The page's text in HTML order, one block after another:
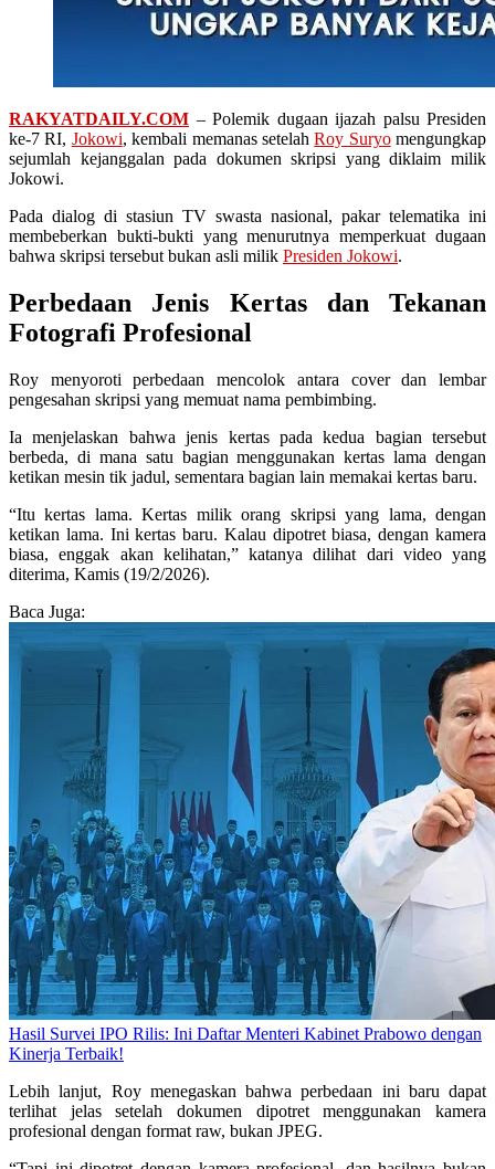
RAKYATDAILY.COM – Polemik dugaan ijazah palsu Presiden
ke-7 RI, Jokowi, kembali memanas setelahRoy Suryomengungkap
sejumlah kejanggalan pada dokumen skripsi yang diklaim milik
Jokowi.
Pada dialog di stasiun TV swasta nasional, pakar telematika ini
membeberkan bukti-bukti yang menurutnya memperkuat dugaan
bahwa skripsi tersebut bukan asli milik Presiden Jokowi.
Perbedaan Jenis Kertas dan Tekanan
Fotografi Profesional
Roy menyoroti perbedaan mencolok antara cover dan lembar
pengesahan skripsi yang memuat nama pembimbing.
Ia menjelaskan bahwa jenis kertas pada kedua bagian tersebut
berbeda, di mana satu bagian menggunakan kertas lama dengan
ketikan mesin tik jadul, sementara bagian lain memakai kertas baru.
“Itu kertas lama. Kertas milik orang skripsi yang lama, dengan
ketikan lama. Ini kertas baru. Kalau dipotret biasa, dengan kamera
biasa, enggak akan kelihatan,” katanya dilihat dari video yang
diterima, Kamis (19/2/2026).
Baca Juga:
Hasil Survei IPO Rilis: Ini Daftar Menteri Kabinet Prabowo dengan
Kinerja Terbaik!
Lebih lanjut, Roy menegaskan bahwa perbedaan ini baru dapat
terlihat jelas setelah dokumen dipotret menggunakan kamera
profesional dengan format raw, bukan JPEG.